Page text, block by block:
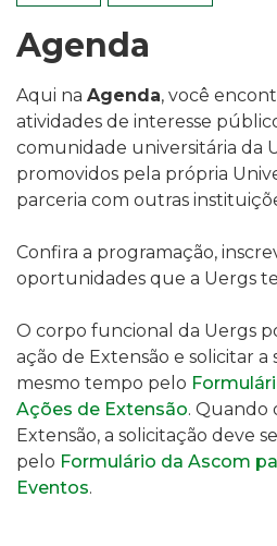
busca
Agenda
Aqui na Agenda, você
atividades de interesse
comunidade universitária da
promovidos pela própria
parceria com outras
Confira a programação,
oportunidades que a Uergs
O corpo funcional da Uergs
ação de Extensão e solicitar a
mesmo tempo pelo
Ações de Extensão. Quando
Extensão, a solicitação deve
pelo Formulário da Ascom
Eventos.